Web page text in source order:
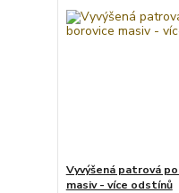
Vyvýšená patrová
masiv - více odstínů